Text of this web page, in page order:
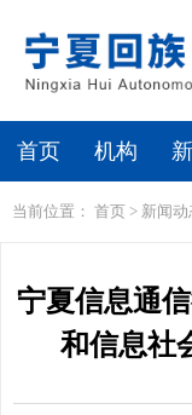
首页 机构
当前位置： 首页 > 新闻动
宁夏信息通
和信息社